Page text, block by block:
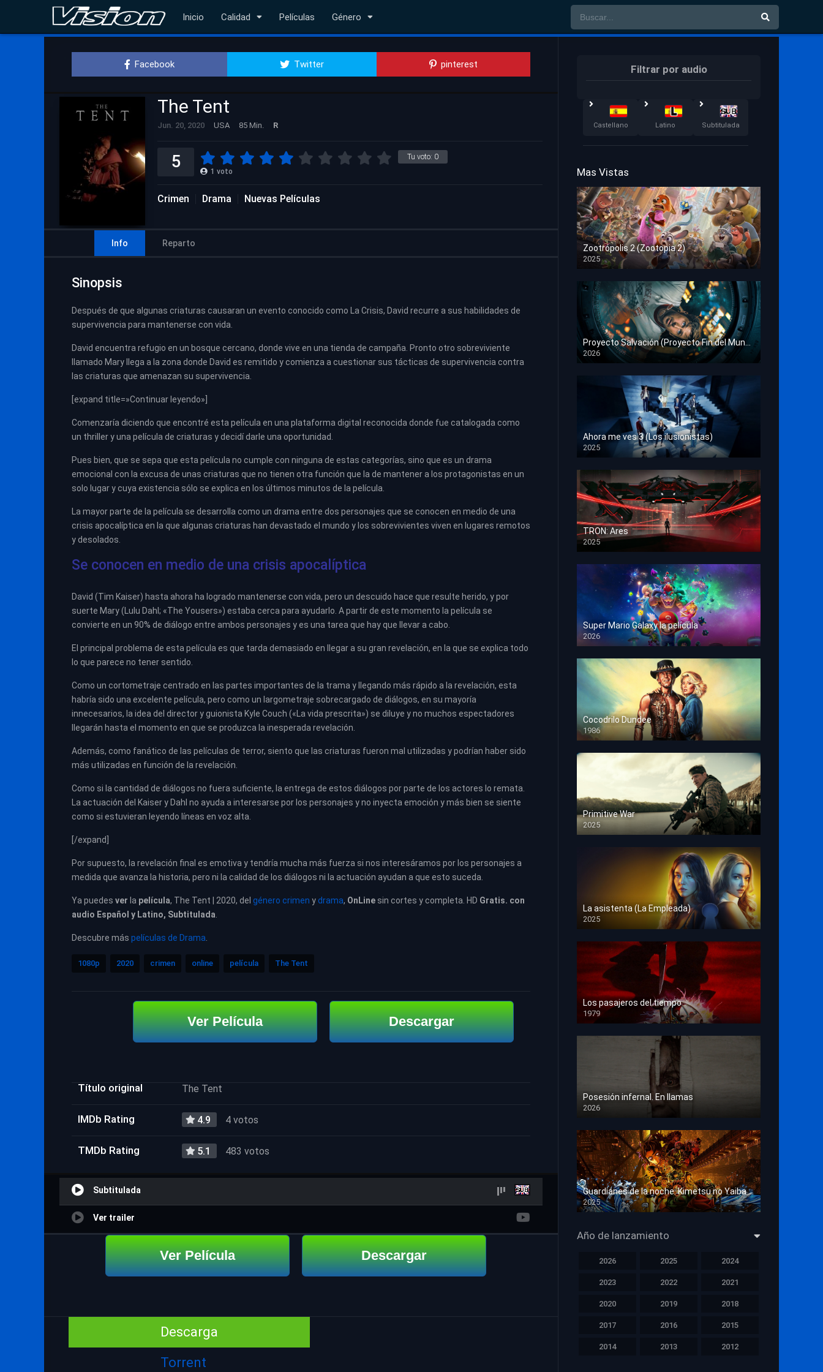
Inicio Calidad Películas Género
Facebook Twitter pinterest
The Tent
Jun. 20, 2020 USA 85 Min. R
Tu voto: 0
5 1 voto
Crimen Drama Nuevas Películas
Info Reparto
Sinopsis
Después de que algunas criaturas causaran un evento conocido como La Crisis, David recurre a sus habilidades de
supervivencia para mantenerse con vida.
David encuentra refugio en un bosque cercano, donde vive en una tienda de campaña. Pronto otro sobreviviente
llamado Mary llega a la zona donde David es remitido y comienza a cuestionar sus tácticas de supervivencia contra
las criaturas que amenazan su supervivencia.
[expand title=»Continuar leyendo»]
Comenzaría diciendo que encontré esta película en una plataforma digital reconocida donde fue catalogada como
un thriller y una película de criaturas y decidí darle una oportunidad.
Pues bien, que se sepa que esta película no cumple con ninguna de estas categorías, sino que es un drama
emocional con la excusa de unas criaturas que no tienen otra función que la de mantener a los protagonistas en un
solo lugar y cuya existencia sólo se explica en los últimos minutos de la película.
La mayor parte de la película se desarrolla como un drama entre dos personajes que se conocen en medio de una
crisis apocalíptica en la que algunas criaturas han devastado el mundo y los sobrevivientes viven en lugares remotos
y desolados.
Se conocen en medio de una crisis apocalíptica
David (Tim Kaiser) hasta ahora ha logrado mantenerse con vida, pero un descuido hace que resulte herido, y por
suerte Mary (Lulu Dahl; «The Yousers») estaba cerca para ayudarlo. A partir de este momento la película se
convierte en un 90% de diálogo entre ambos personajes y es una tarea que hay que llevar a cabo.
El principal problema de esta película es que tarda demasiado en llegar a su gran revelación, en la que se explica todo
lo que parece no tener sentido.
Como un cortometraje centrado en las partes importantes de la trama y llegando más rápido a la revelación, esta
habría sido una excelente película, pero como un largometraje sobrecargado de diálogos, en su mayoría
innecesarios, la idea del director y guionista Kyle Couch («La vida prescrita») se diluye y no muchos espectadores
llegarán hasta el momento en que se produzca la inesperada revelación.
Además, como fanático de las películas de terror, siento que las criaturas fueron mal utilizadas y podrían haber sido
más utilizadas en función de la revelación.
Como si la cantidad de diálogos no fuera suficiente, la entrega de estos diálogos por parte de los actores lo remata.
La actuación del Kaiser y Dahl no ayuda a interesarse por los personajes y no inyecta emoción y más bien se siente
como si estuvieran leyendo líneas en voz alta.
[/expand]
Por supuesto, la revelación final es emotiva y tendría mucha más fuerza si nos interesáramos por los personajes a
medida que avanza la historia, pero ni la calidad de los diálogos ni la actuación ayudan a que esto suceda.
Ya puedes ver la película, The Tent | 2020, del género crimen ydrama, OnLine sin cortes y completa. HD Gratis. con
audio Español y Latino, Subtitulada
Descubre más películas de Drama
1080p 2020 crimen online película The Tent
Ver Película Descargar
Título original The Tent
IMDb Rating 4.9 4 votos
TMDb Rating 5.1 483 votos
Subtitulada
Ver trailer
Ver Película Descargar
Descarga
Torrent
Filtrar por audio
Castellano Latino Subtitulada
Mas Vistas
Zootrópolis 2 (Zootopia 2)
2025
HD 1080p
Proyecto Salvación (Proyecto Fin del Mundo)
2026
HD 1080p
Ahora me ves 3 (Los ilusionistas)
2025
HD 1080p
TRON: Ares
2025
HD 1080p
Super Mario Galaxy la película
2026
HD 1080p
Cocodrilo Dundee
1986
HD 1080p
Primitive War
2025
HD 1080p
La asistenta (La Empleada)
2025
HD 1080p
Los pasajeros del tiempo
1979
HD 1080p
Posesión infernal. En llamas
2026
HD 1080p
Guardianes de la noche: Kimetsu no Yaiba La fortaleza infinita
2025
HD 1080p
Año de lanzamiento
2026 2025 2024
2023 2022 2021
2020 2019 2018
2017 2016 2015
2014 2013 2012